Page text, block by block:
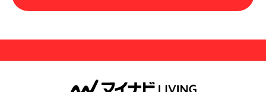
の意思表示は、本サービスを利用しないことをもってのみ
用することはできません。
第３条（用語の定義）